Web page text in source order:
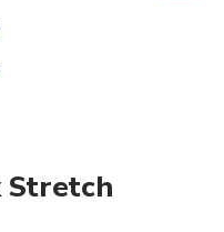
Stretch